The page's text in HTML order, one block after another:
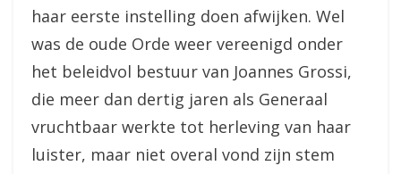
haar eerste instelling doen afwijken. Wel
was de oude Orde weer vereenigd onder
het beleidvol bestuur van Joannes Grossi,
die meer dan dertig jaren als Generaal
vruchtbaar werkte tot herleving van haar
luister, maar niet overal vond zijn stem